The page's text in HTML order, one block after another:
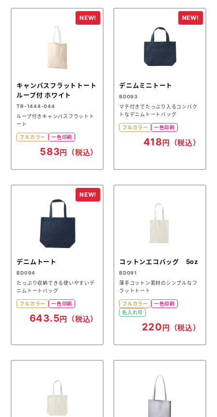
キャンバスフラットトート
ループ付 ホワイト
TR-1444-044
ループ付きキャンバスフラットト
ート
フルカラー 一色印刷
583円（税込）
デニムミニトート
BD093
マチ付きでたっぷり入るコンパク
トなデニムトートバッグ
フルカラー 一色印刷
418円（税込）
デニムトート
BD094
たっぷり収納できる使いやすいデ
ニムトートバッグ
フルカラー 一色印刷
643.5円（税込）
コットンエコバッグ 5oz
BD091
薄手コットン素材のシンプルなフ
ラットトート
フルカラー
一色印刷
名入れ可
220円（税込）